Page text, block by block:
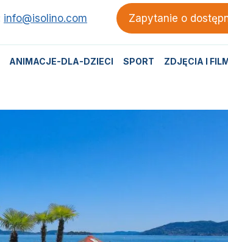
info@isolino.com Zapytanie o
ANIMACJE-DLA-DZIECI SPORT ZDJĘCIA I